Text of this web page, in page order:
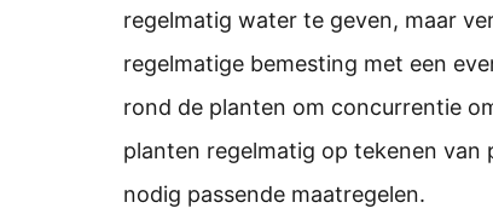
regelmatig water te geven, maar
regelmatige bemesting met een
rond de planten om concurrentie
planten regelmatig op tekenen van
nodig passende maatregelen.